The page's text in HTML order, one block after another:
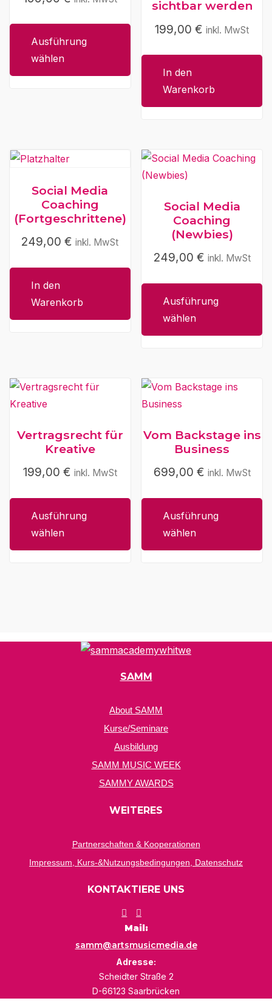
Ausführung
wählen
Dieses
Produkt
weist
auf
Produktseite
gewählt
werden
sichtbar werden
199,00€ inkl. MwSt
In den
Warenkorb
Social Media
Coaching
(Fortgeschrittene)
249,00€ inkl. MwSt
In den
Warenkorb
Social Media
Coaching
(Newbies)
249,00 € inkl. MwSt
Ausführung
wählen
Dieses
mehrere
können
Produktseite
werden
Vertragsrecht für
Kreative
199,00 € inkl. MwSt
Ausführung
wählen
Dieses
weist
der
Vom Backstage ins
Business
699,00 € inkl. MwSt
Ausführung
wählen
Dieses
weist
SAMM
About SAMM
Kurse/Seminare
Ausbildung
SAMM MUSIC WEEK
SAMMY AWARDS
WEITERES
Partnerschaften & Kooperationen
Impressum, Kurs-&Nutzungsbedingungen, Datenschutz
KONTAKTIERE UNS
Mail:
samm@artsmusicmedia.de
Adresse:
Scheidter Straße 2
D-66123 Saarbrücken